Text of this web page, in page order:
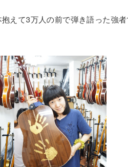
えて3万人の前で弾き語った強